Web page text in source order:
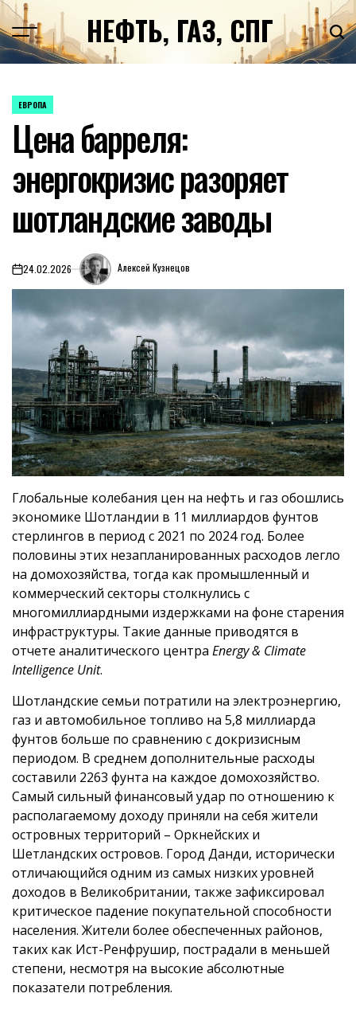
Перейти
к
содержимомуНЕФТЬ, ГАЗ, СПГ
ОПУБЛИКОВАНО
ЕВРОПА
Цена барреля:
энергокризис разоряет
шотландские заводы
on24.02.2026 Алексей Кузнецов
Глобальные колебания цен на нефть и газ обошлись
экономике Шотландии в 11 миллиардов фунтов
стерлингов в период с 2021 по 2024 год. Более
половины этих незапланированных расходов легло
на домохозяйства, тогда как промышленный и
коммерческий секторы столкнулись с
многомиллиардными издержками на фоне старения
инфраструктуры. Такие данные приводятся в
отчете аналитического центра Energy & Climate
Intelligence Unit.
Шотландские семьи потратили на электроэнергию,
газ и автомобильное топливо на 5,8 миллиарда
фунтов больше по сравнению с докризисным
периодом. В среднем дополнительные расходы
составили 2263 фунта на каждое домохозяйство.
Самый сильный финансовый удар по отношению к
располагаемому доходу приняли на себя жители
островных территорий – Оркнейских и
Шетландских островов. Город Данди, исторически
отличающийся одним из самых низких уровней
доходов в Великобритании, также зафиксировал
критическое падение покупательной способности
населения. Жители более обеспеченных районов,
таких как Ист-Ренфрушир, пострадали в меньшей
степени, несмотря на высокие абсолютные
показатели потребления.